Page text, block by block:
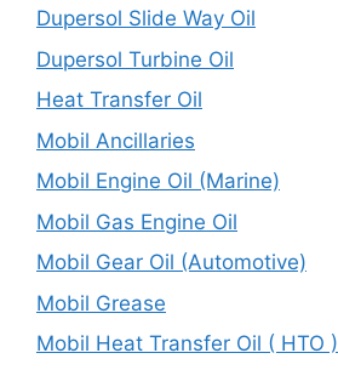
Dupersol Slide Way Oil
Dupersol Turbine Oil
Heat Transfer Oil
Mobil Ancillaries
Mobil Engine Oil (Marine)
Mobil Gas Engine Oil
Mobil Gear Oil (Automotive)
Mobil Grease
Mobil Heat Transfer Oil ( HTO )